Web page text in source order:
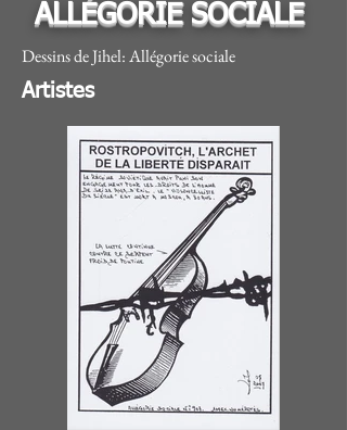
ALLÉGORIE SOCIALE
Dessins de Jihel: Allégorie sociale
Artistes